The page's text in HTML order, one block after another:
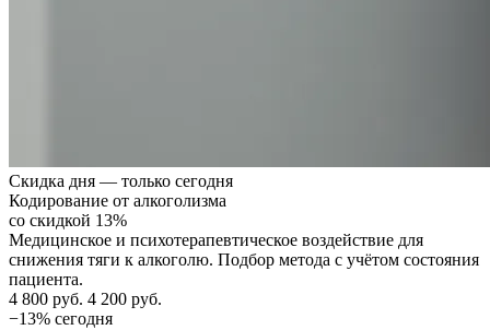
Скидка дня — только сегодня
Кодирование от алкоголизма
со скидкой 13%
Медицинское и психотерапевтическое воздействие для
снижения тяги к алкоголю. Подбор метода с учётом состояния
пациента.
4 800 руб. 4 200 руб.
−13% сегодня